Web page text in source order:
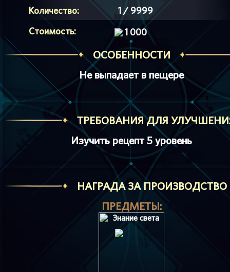
Количество:
1 / 9999
Стоимость:
1 000
ОСОБЕННОСТИ
Не выпадает в пещере
ТРЕБОВАНИЯ ДЛЯ
Изучить рецепт 5 уровень
HАГРАДА ЗА ПРОИЗВОДСТВО
ПРЕДМЕТЫ: